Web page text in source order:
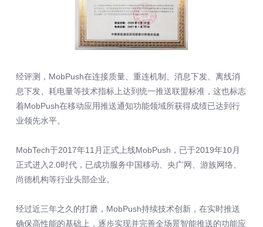
经评测，MobPush在连接质量、重连机制、消息下发、离线消
息下发、耗电量等技术指标上达到统一推送联盟标准，这也标志
着MobPush在移动应用推送通知功能领域所获得成绩已达到行
业领先水平。
MobTech于2017年11月正式上线MobPush，已于2019年10月
正式进入2.0时代，已成功服务中国移动、央广网、游族网络、
尚德机构等行业头部企业。
经过近三年之久的打磨，MobPush持续技术创新，在实时推送
确保高性能的基础上，逐步实现并完善全场景智能推送的功能应